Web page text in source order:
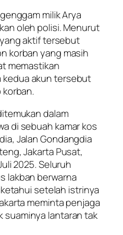
milik Arya
oleh polisi. Menurut
aktif tersebut
korban yang masih
memastikan
kedua akun tersebut
dalam
di sebuah kamar kos
Jalan Gondangdia
Jakarta Pusat,
2025. Seluruh
lakban berwarna
setelah istrinya
meminta penjaga
suaminya lantaran tak